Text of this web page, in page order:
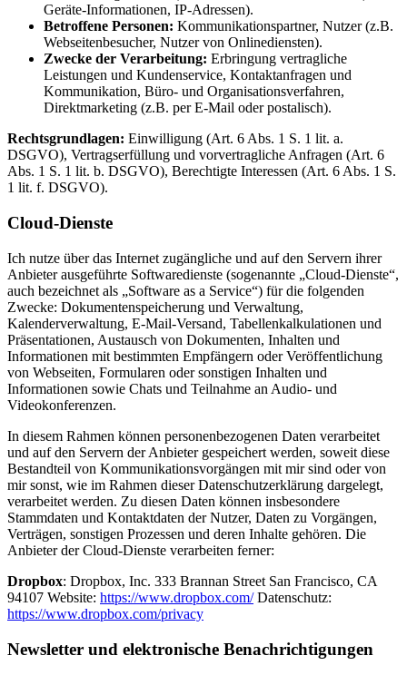
Geräte-Informationen, IP-Adressen).
Betroffene Personen: Kommunikationspartner, Nutzer (z.B.
Webseitenbesucher, Nutzer von Onlinediensten).
Zwecke der Verarbeitung: Erbringung vertragliche
Leistungen und Kundenservice, Kontaktanfragen und
Kommunikation, Büro- und Organisationsverfahren,
Direktmarketing (z.B. per E-Mail oder postalisch).
Rechtsgrundlagen: Einwilligung (Art. 6 Abs. 1 S. 1 lit. a.
DSGVO), Vertragserfüllung und vorvertragliche Anfragen (Art. 6
Abs. 1 S. 1 lit. b. DSGVO), Berechtigte Interessen (Art. 6 Abs. 1 S.
1 lit. f. DSGVO).
Cloud-Dienste
Ich nutze über das Internet zugängliche und auf den Servern ihrer
Anbieter ausgeführte Softwaredienste (sogenannte „Cloud-Dienste“,
auch bezeichnet als „Software as a Service“) für die folgenden
Zwecke: Dokumentenspeicherung und Verwaltung,
Kalenderverwaltung, E-Mail-Versand, Tabellenkalkulationen und
Präsentationen, Austausch von Dokumenten, Inhalten und
Informationen mit bestimmten Empfängern oder Veröffentlichung
von Webseiten, Formularen oder sonstigen Inhalten und
Informationen sowie Chats und Teilnahme an Audio- und
Videokonferenzen.
In diesem Rahmen können personenbezogenen Daten verarbeitet
und auf den Servern der Anbieter gespeichert werden, soweit diese
Bestandteil von Kommunikationsvorgängen mit mir sind oder von
mir sonst, wie im Rahmen dieser Datenschutzerklärung dargelegt,
verarbeitet werden. Zu diesen Daten können insbesondere
Stammdaten und Kontaktdaten der Nutzer, Daten zu Vorgängen,
Verträgen, sonstigen Prozessen und deren Inhalte gehören. Die
Anbieter der Cloud-Dienste verarbeiten ferner:
Dropbox: Dropbox, Inc. 333 Brannan Street San Francisco, CA
94107 Website: https://www.dropbox.com/Datenschutz:
https://www.dropbox.com/privacy
Newsletter und elektronische Benachrichtigungen